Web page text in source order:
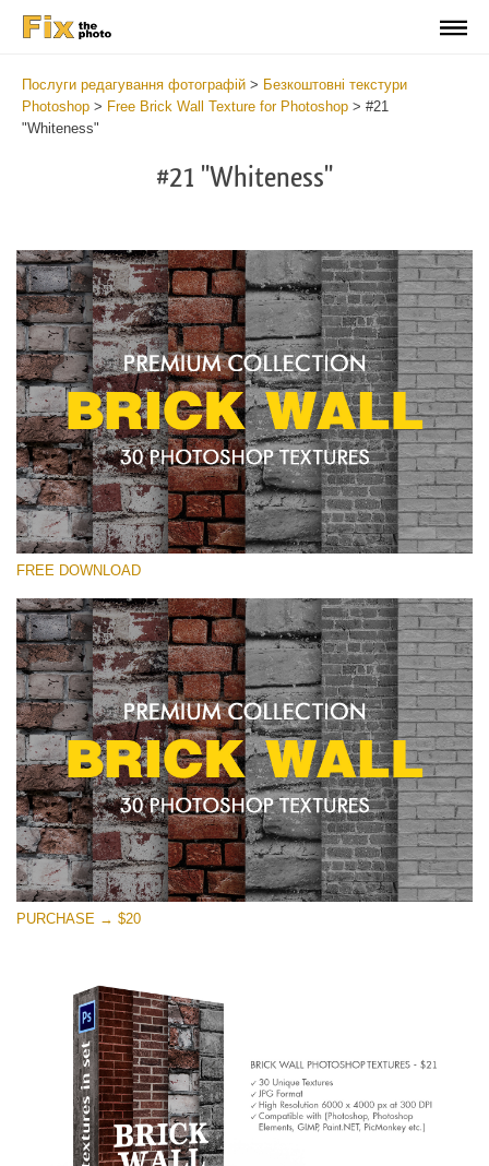
Послуги редагування фотографій > Безкоштовні текстури
Photoshop > Free Brick Wall Texture for Photoshop > #21
"Whiteness"
#21 "Whiteness"
Please select
Brick Wall
(30 Textures)
Large 6000*4000px
Entire Collection
(1783 Overlays)
Large 6000*4000px
Free download
FREE DOWNLOAD
PURCHASE → $20